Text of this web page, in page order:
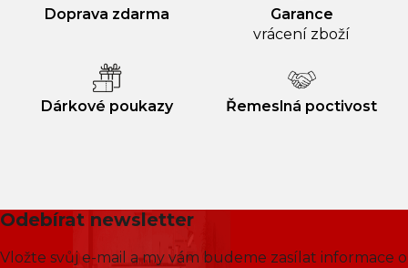
Doprava zdarma
Garance
vrácení zboží
Dárkové poukazy Řemeslná poctivost
Odebírat newsletter
Vložte svůj e-mail a my vám budeme zasílat informace o